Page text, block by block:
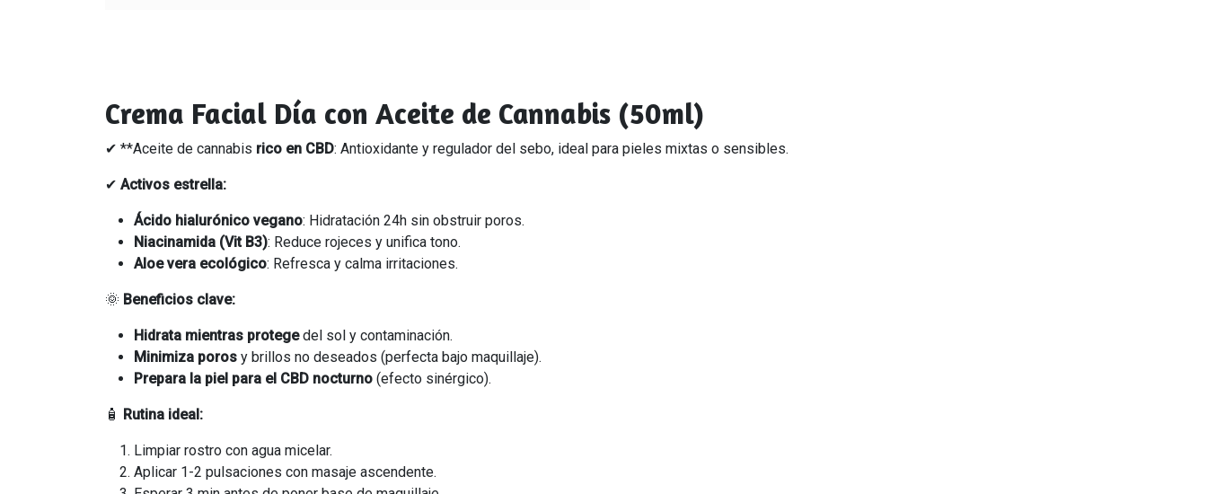
Crema Facial Día con Aceite de Cannabis (50ml)
✔ **Aceite de cannabis rico en CBD: Antioxidante y regulador del sebo, ideal para pieles mixtas o sensibles.
✔ Activos estrella:
Ácido hialurónico vegano: Hidratación 24h sin obstruir poros.
Niacinamida (Vit B3): Reduce rojeces y unifica tono.
Aloe vera ecológico: Refresca y calma irritaciones.
🌞 Beneficios clave:
Hidrata mientras protegedel sol y contaminación.
Minimiza poros y brillos no deseados (perfecta bajo maquillaje).
Prepara la piel para el CBD nocturno (efecto sinérgico).
🧴 Rutina ideal:
Limpiar rostro con agua micelar.
Aplicar 1-2 pulsaciones con masaje ascendente.